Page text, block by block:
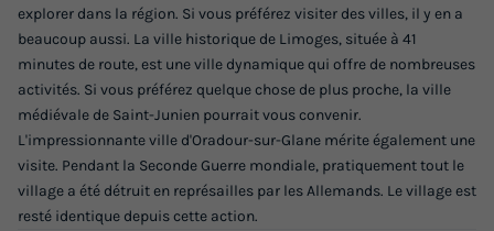
explorer dans la région. Si vous préférez visiter des villes, il y en a
beaucoup aussi. La ville historique de Limoges, située à 41
minutes de route, est une ville dynamique qui offre de nombreuses
activités. Si vous préférez quelque chose de plus proche, la ville
médiévale de Saint-Junien pourrait vous convenir.
L'impressionnante ville d'Oradour-sur-Glane mérite également une
visite. Pendant la Seconde Guerre mondiale, pratiquement tout le
village a été détruit en représailles par les Allemands. Le village est
resté identique depuis cette action.